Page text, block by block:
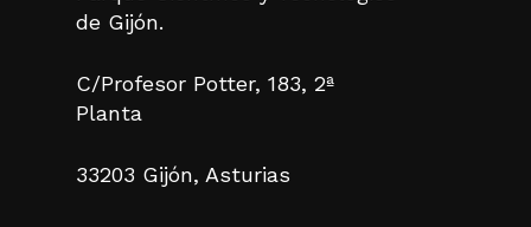
de Gijón.
C/Profesor Potter, 183, 2ª
Planta
33203 Gijón, Asturias